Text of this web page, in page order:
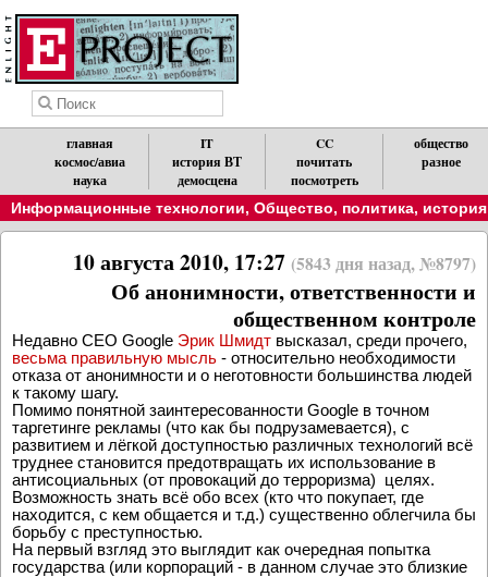
главная
космос/авиа
наука
IT
история ВТ
демосцена
CC
почитать
посмотреть
общество
разное
Информационные технологии, Общество, политика,
10 августа 2010, 17:27 (5843 дня назад, №8797)
Об анонимности, ответственности и
общественном контроле
Недавно CEO Google Эрик Шмидт высказал, среди прочего,
весьма правильную мысль - относительно необходимости
отказа от анонимности и о неготовности большинства людей
к такому шагу.
Помимо понятной заинтересованности Google в точном
таргетинге рекламы (что как бы подрузамевается), с
развитием и лёгкой доступностью различных технологий всё
труднее становится предотвращать их использование в
антисоциальных (от провокаций до терроризма) целях.
Возможность знать всё обо всех (кто что покупает, где
находится, с кем общается и т.д.) существенно облегчила бы
борьбу с преступностью.
На первый взгляд это выглядит как очередная попытка
государства (или корпораций - в данном случае это близкие